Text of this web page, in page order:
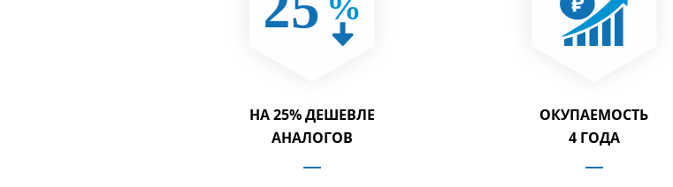
НА 25% ДЕШЕВЛЕ
АНАЛОГОВ
ОКУПАЕМОСТЬ
4 ГОДА